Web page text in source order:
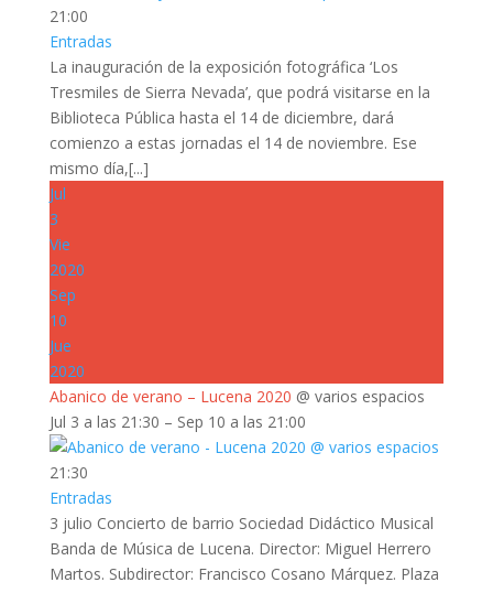
21:00
Entradas
La inauguración de la exposición fotográfica ‘Los
Tresmiles de Sierra Nevada’, que podrá visitarse en la
Biblioteca Pública hasta el 14 de diciembre, dará
comienzo a estas jornadas el 14 de noviembre. Ese
mismo día,[...]
Jul
3
Vie
2020
Sep
10
Jue
2020
Abanico de verano – Lucena 2020 @ varios espacios
Jul 3 a las 21:30 – Sep 10 a las 21:00
21:30
Entradas
3 julio Concierto de barrio Sociedad Didáctico Musical
Banda de Música de Lucena. Director: Miguel Herrero
Martos. Subdirector: Francisco Cosano Márquez. Plaza